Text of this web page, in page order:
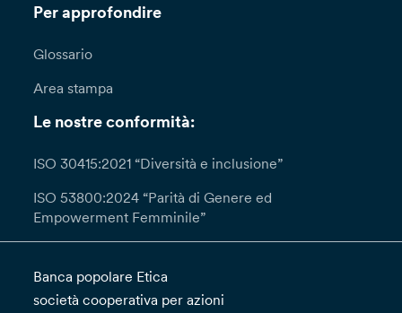
Per approfondire
Glossario
Area stampa
Le nostre conformità:
ISO 30415:2021 “Diversità e inclusione”
ISO 53800:2024 “Parità di Genere ed
Empowerment Femminile”
Banca popolare Etica
società cooperativa per azioni